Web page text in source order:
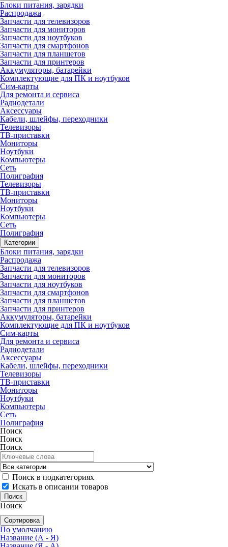
Блоки питания, зарядки
Распродажа
Запчасти для телевизоров
Запчасти для мониторов
Запчасти для ноутбуков
Запчасти для смартфонов
Запчасти для планшетов
Запчасти для принтеров
Аккумуляторы, батарейки
Комплектующие для ПК и ноутбуков
Сим-карты
Для ремонта и сервиса
Радиодетали
Аксессуары
Кабели, шлейфы, переходники
Телевизоры
ТВ-приставки
Мониторы
Ноутбуки
Компьютеры
Сеть
Полиграфия
Телевизоры
ТВ-приставки
Мониторы
Ноутбуки
Компьютеры
Сеть
Полиграфия
Категории
Блоки питания, зарядки
Распродажа
Запчасти для телевизоров
Запчасти для мониторов
Запчасти для ноутбуков
Запчасти для смартфонов
Запчасти для планшетов
Запчасти для принтеров
Аккумуляторы, батарейки
Комплектующие для ПК и ноутбуков
Сим-карты
Для ремонта и сервиса
Радиодетали
Аксессуары
Кабели, шлейфы, переходники
Телевизоры
ТВ-приставки
Мониторы
Ноутбуки
Компьютеры
Сеть
Полиграфия
Поиск
Поиск
Поиск
Поиск в подкатегориях
Искать в описании товаров
Поиск
Сортировка
По умолчанию
Название (А - Я)